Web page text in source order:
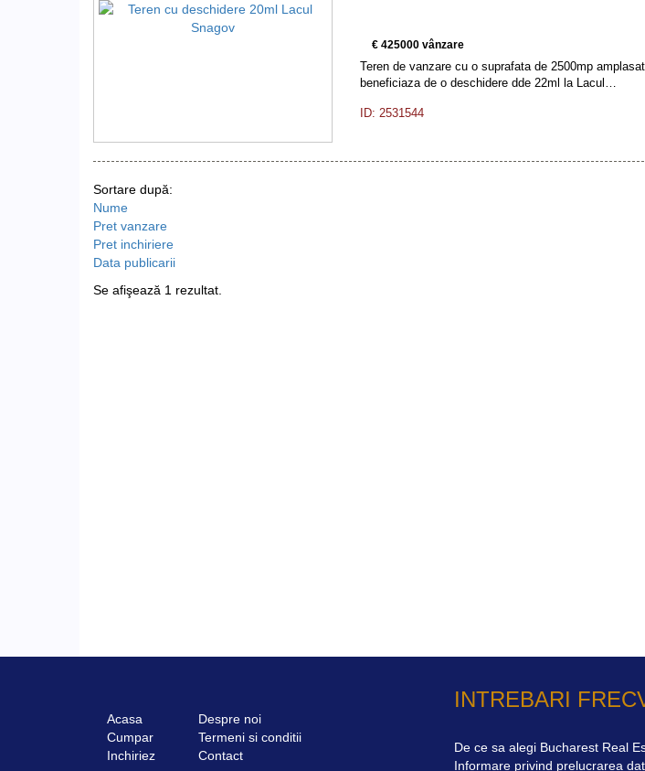
€ 425000 vânzare
Teren de vanzare cu o suprafata de 2500mp
beneficiaza de o deschidere dde 22ml la Lacul…
ID: 2531544
Sortare după:
Nume
Pret vanzare
Pret inchiriere
Data publicarii
Se afişează 1 rezultat.
Acasa
Cumpar
Inchiriez
Despre noi
Termeni si conditii
Contact
INTREBARI
De ce sa alegi Bucharest Real
Informare privind prelucrarea